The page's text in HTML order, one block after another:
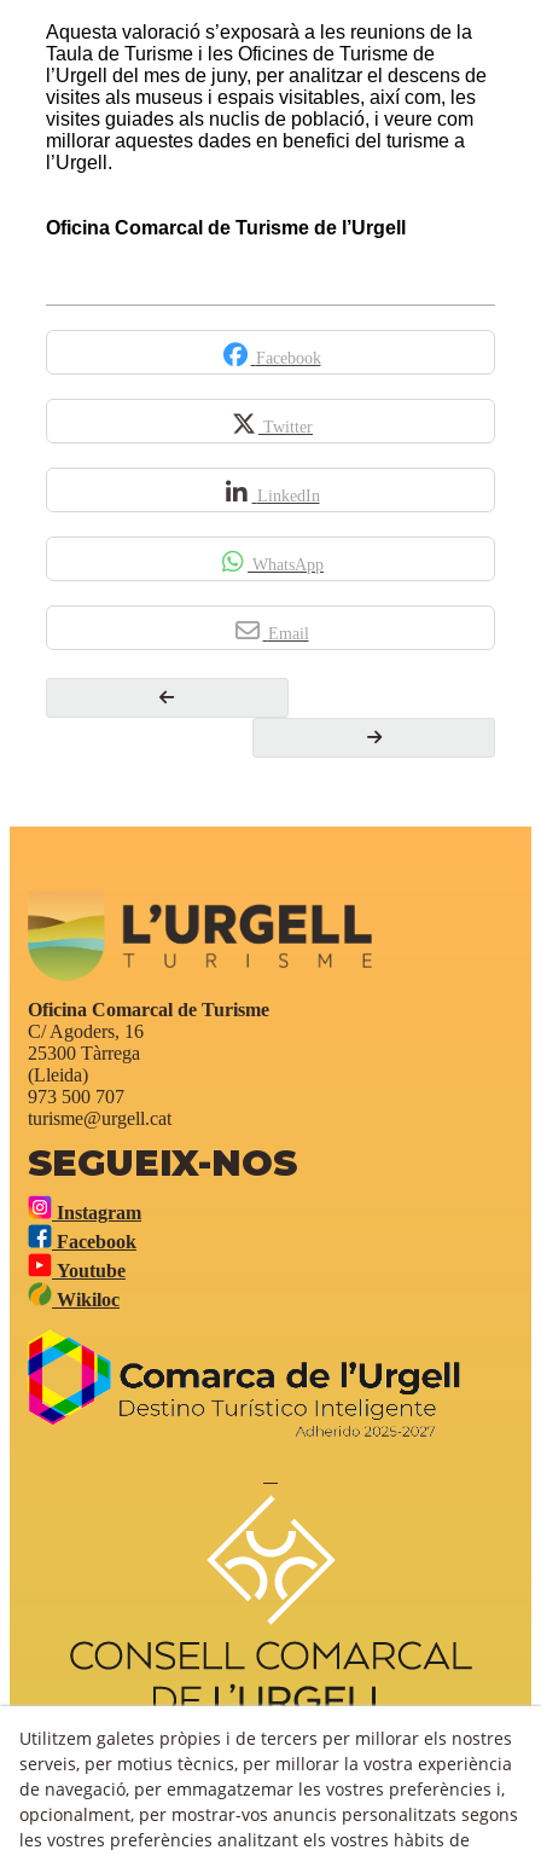
Aquesta valoració s’exposarà a les reunions de la
Taula de Turisme i les Oficines de Turisme de
l’Urgell del mes de juny, per analitzar el descens de
visites als museus i espais visitables, així com, les
visites guiades als nuclis de població, i veure com
millorar aquestes dades en benefici del turisme a
l’Urgell.
Oficina Comarcal de Turisme de l’Urgell
Facebook
Twitter
LinkedIn
WhatsApp
Email
Oficina Comarcal de Turisme
C/ Agoders, 16
25300 Tàrrega
(Lleida)
973 500 707
turisme@urgell.cat
SEGUEIX-NOS
Instagram
Facebook
Youtube
Wikiloc
Utilitzem galetes pròpies i de tercers per millorar els nostres
serveis, per motius tècnics, per millorar la vostra experiència
de navegació, per emmagatzemar les vostres preferències i,
opcionalment, per mostrar-vos anuncis personalitzats segons
les vostres preferències analitzant els vostres hàbits de